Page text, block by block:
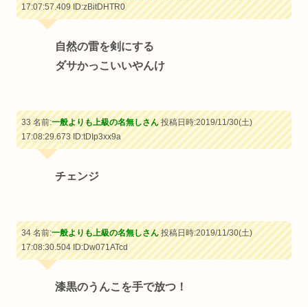
17:07:57.409ID:zBitDHTR0
自然の雷を剣にする
ダサかっこいいやんけ
33 名前:一般よりも上級の名無しさん投稿日時:2019/11/30(土)
17:08:29.673ID:tDIp3xx9a
チェンジ
34 名前:一般よりも上級の名無しさん投稿日時:2019/11/30(土)
17:08:30.504ID:Dw071ATcd
漆黒のうんこを手で放つ！